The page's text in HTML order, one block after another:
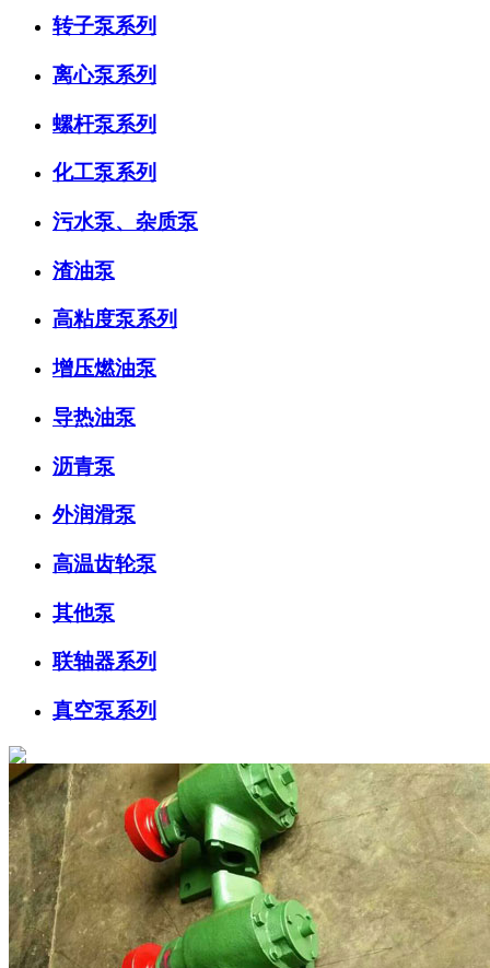
转子泵系列
离心泵系列
螺杆泵系列
化工泵系列
污水泵、杂质泵
渣油泵
高粘度泵系列
增压燃油泵
导热油泵
沥青泵
外润滑泵
高温齿轮泵
其他泵
联轴器系列
真空泵系列